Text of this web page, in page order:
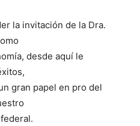
la invitación de la Dra.
desde aquí le
gran papel en pro del